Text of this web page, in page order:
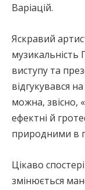
Варіацій.
Яскравий
музикальність
виступу та
відгукувався
можна, звісно,
ефектні й
природними в
Цікаво
змінюється